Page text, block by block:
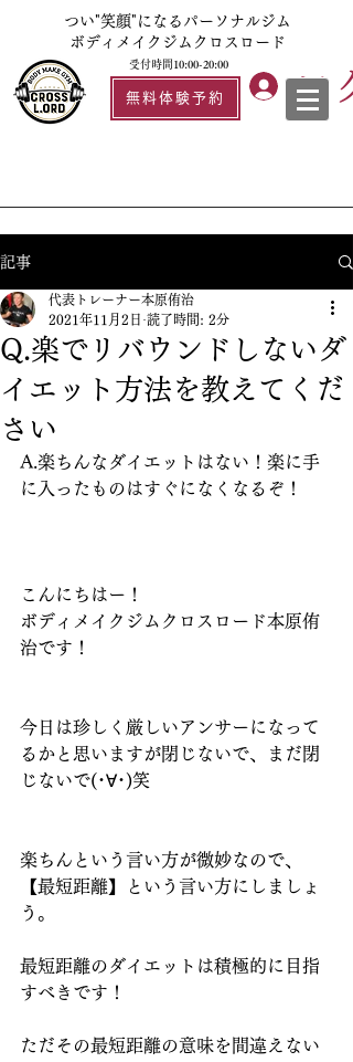
つい"笑顔"になるパーソナルジム
ボディメイクジムクロスロード
受付時間10:00-20:00
無料体験予約 ロ
記事
Q.楽でリバウンドしないダ
イエット方法を教えてくだ
さい
代表トレーナー本原侑治
2021年11月2日 読了時間: 2分
A.楽ちんなダイエットはない！楽に手
に入ったものはすぐになくなるぞ！
こんにちはー！
ボディメイクジムクロスロード本原侑
治です！
今日は珍しく厳しいアンサーになって
るかと思いますが閉じないで、まだ閉
じないで(･∀･)笑
楽ちんという言い方が微妙なので、
【最短距離】という言い方にしましょ
う。
最短距離のダイエットは積極的に目指
すべきです！
ただその最短距離の意味を間違えない